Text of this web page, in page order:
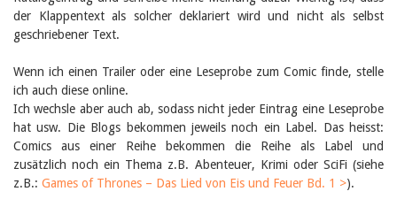
der Klappentext als solcher deklariert wird und nicht als selbst
geschriebener Text.
Wenn ich einen Trailer oder eine Leseprobe zum Comic finde, stelle
ich auch diese online.
Ich wechsle aber auch ab, sodass nicht jeder Eintrag eine Leseprobe
hat usw. Die Blogs bekommen jeweils noch ein Label. Das heisst:
Comics aus einer Reihe bekommen die Reihe als Label und
zusätzlich noch ein Thema z.B. Abenteuer, Krimi oder SciFi (siehe
z.B.: Games of Thrones – Das Lied von Eis und Feuer Bd. 1 >).